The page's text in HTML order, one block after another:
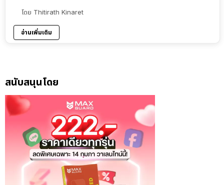
โดย Thitirath Kinaret
อ่านเพิ่มเติม
สนับสนุนโดย